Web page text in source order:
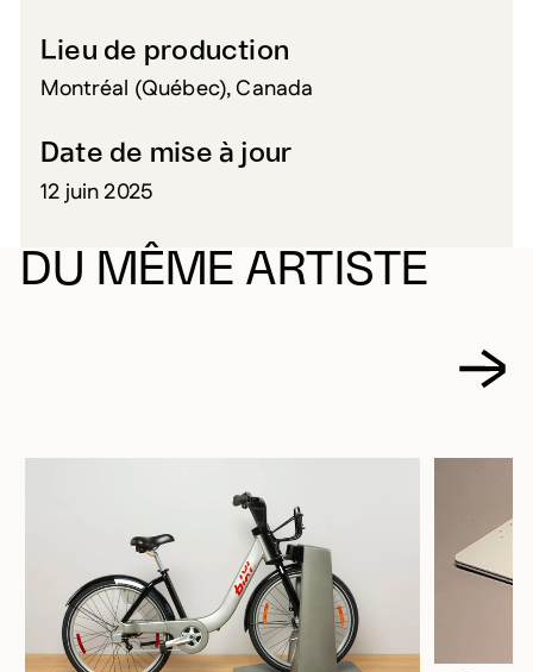
Lieu de production
Montréal (Québec), Canada
Date de mise à jour
12 juin 2025
DU MÊME ARTISTE